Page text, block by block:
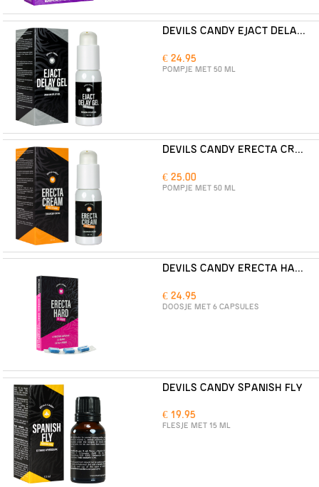
DEVILS CANDY EJACT DELAY GEL
€ 24.95
POMPJE MET 50 ML
DEVILS CANDY ERECTA CREAM
€ 25.00
POMPJE MET 50 ML
DEVILS CANDY ERECTA HARD
€ 24.95
DOOSJE MET 6 CAPSULES
DEVILS CANDY SPANISH FLY
€ 19.95
FLESJE MET 15 ML